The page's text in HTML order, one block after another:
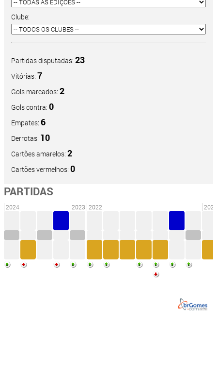
Clube:
Partidas disputadas: 23
Vitórias: 7
Gols marcados: 2
Gols contra: 0
Empates: 6
Derrotas: 10
Cartões amarelos: 2
Cartões vermelhos: 0
PARTIDAS
2024 2023 2022 2021